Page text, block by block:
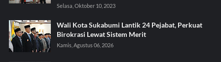
Selasa, Oktober 10, 2023
Wali Kota Sukabumi Lantik 24 Pejabat, Perkuat
Birokrasi Lewat Sistem Merit
Kamis, Agustus 06, 2026